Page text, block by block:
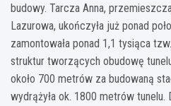
budowy. Tarcza Anna,
Lazurowa, ukończyła już ponad
zamontowała ponad 1,1 tysiąca
struktur tworzących obudowę
około 700 metrów za budowaną
wydrążyła ok. 1800 metrów tunelu.